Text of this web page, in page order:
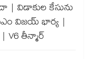
| విడాకుల కేసును
విజయ్ భార్య |
V6 తీన్మార్